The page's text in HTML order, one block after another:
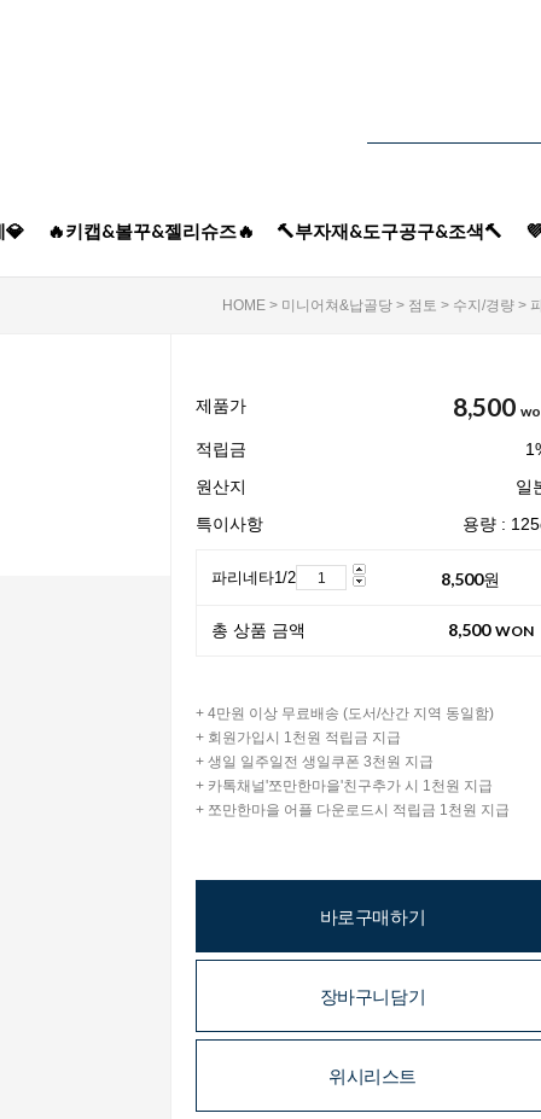
💎 🔥키캡&볼꾸&젤리슈즈🔥 🔨부자재&도구공구&조색🔨
HOME > 미니어쳐&납골당 > 점토 > 수지/경량 >
제품가 8,500
적립금
원산지
일
특이사항
용량 :
파리네타1/2 8,500원
총 상품 금액 8,500 WON
+ 4만원 이상 무료배송 (도서/산간 지역 동일함)
+ 회원가입시 1천원 적립금 지급
+ 생일 일주일전 생일쿠폰 3천원 지급
+ 카톡채널'쪼만한마을'친구추가 시 1천원 지급
+ 쪼만한마을 어플 다운로드시 적립금 1천원 지급
바로구매하기
장바구니담기
위시리스트